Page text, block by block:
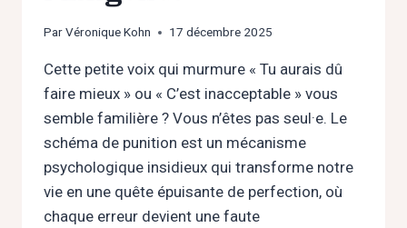
ParVéronique Kohn 17 décembre 2025
Cette petite voix qui murmure « Tu aurais dû
faire mieux » ou « C’est inacceptable » vous
semble familière ? Vous n’êtes pas seul·e. Le
schéma de punition est un mécanisme
psychologique insidieux qui transforme notre
vie en une quête épuisante de perfection, où
chaque erreur devient une faute